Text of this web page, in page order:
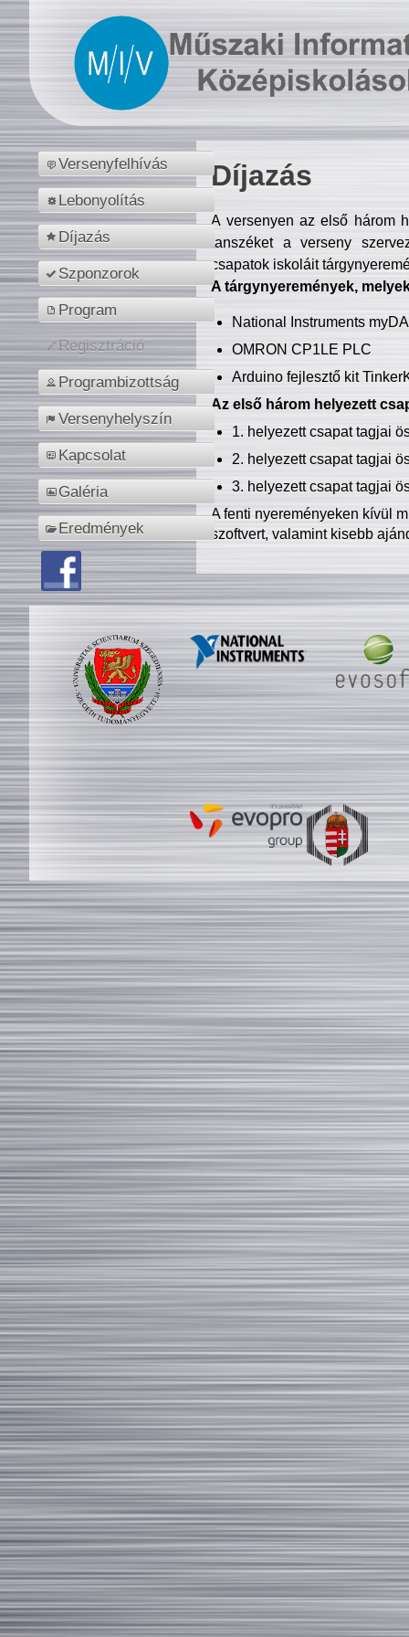
Versenyfelhívás
Lebonyolítás
Díjazás
Szponzorok
Program
Regisztráció
Programbizottság
Versenyhelyszín
Kapcsolat
Galéria
Eredmények
Díjazás
A versenyen az első három
tanszéket a verseny
csapatok iskoláit
A tárgynyeremények,
National Instruments
OMRON CP1LE PLC
Arduino fejlesztő kit
Az első három helyezett
1. helyezett csapat tagjai
2. helyezett csapat tagjai
3. helyezett csapat tagjai
A fenti nyereményeken kívül
szoftvert, valamint kisebb